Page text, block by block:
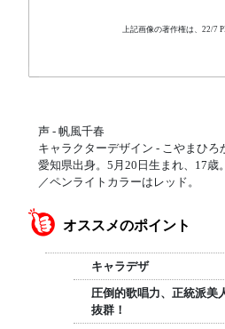
上記画像の著作権は、22/7
声 - 帆風千春
キャラクターデザイン - こやまひろ
愛知県出身。5月20日生まれ、17歳
／ペンライトカラーはレッド。
オススメのポイント
キャラデザ
圧倒的歌唱力、正統派美
抜群！